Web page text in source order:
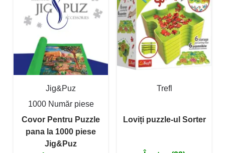
Jig&Puz
1000 Număr piese
Covor Pentru Puzzle
pana la 1000 piese
Jig&Puz
Trefl
Loviți puzzle-ul Sorter